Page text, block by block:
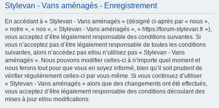
ch
er
Stylevan - Vans aménagés - Enregistrement
En accédant à « Stylevan - Vans aménagés » (désigné ci-après par « nous »,
« notre », « nos », « Stylevan - Vans aménagés », « https://forum-stylevan.fr »),
vous acceptez d’être légalement responsable des conditions suivantes. Si
vous n’acceptez pas d’être légalement responsable de toutes les conditions
suivantes, alors n’accédez pas et/ou n’utilisez pas « Stylevan - Vans
aménagés ». Nous pouvons modifier celles-ci à n’importe quel moment et
nous ferons tout pour que vous en soyez informé, bien qu’il soit prudent de
vérifier régulièrement celles-ci par vous-même. Si vous continuez d’utiliser
« Stylevan - Vans aménagés » alors que des changements ont été effectués,
vous acceptez d’être légalement responsable des conditions découlant des
mises à jour et/ou modifications.